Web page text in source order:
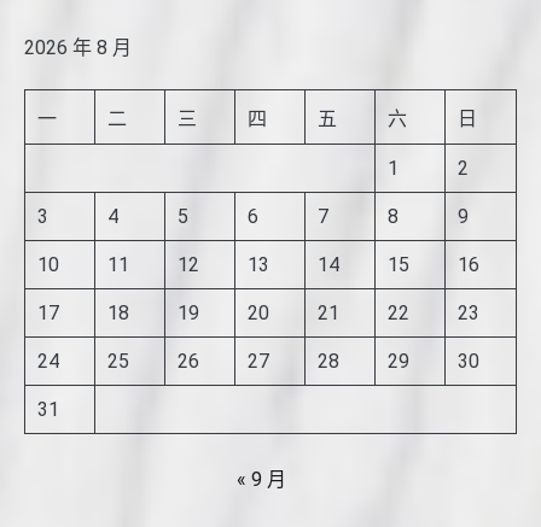
2026 年 8 月
一 二 三 四 五 六 日
1 2
3 4 5 6 7 8 9
10 11 12 13 14 15 16
17 18 19 20 21 22 23
24 25 26 27 28 29 30
31
« 9 月